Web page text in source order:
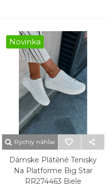
Novinka
Rýchly náhľad
Dámske Plátěné Tenisky
Na Platforme Big Star
RR274463 Biele